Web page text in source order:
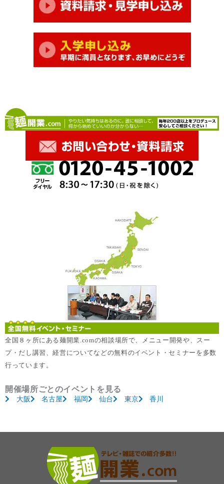
全国８ヶ所にある麺開業.comの相談場所で、メニュー開発や、スー
プ・だし講習、経営についてなどの無料のイベント・セミナーを多数
行っています。
開催場所ごとのイベントを見る
大阪 名古屋 福岡 仙台 東京 香川